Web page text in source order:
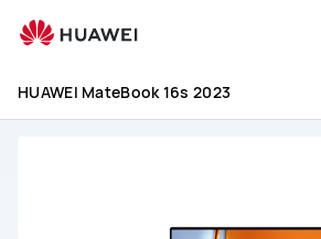
MateBook
2023
Desteği
HUAWEI MateBook 16s 2023